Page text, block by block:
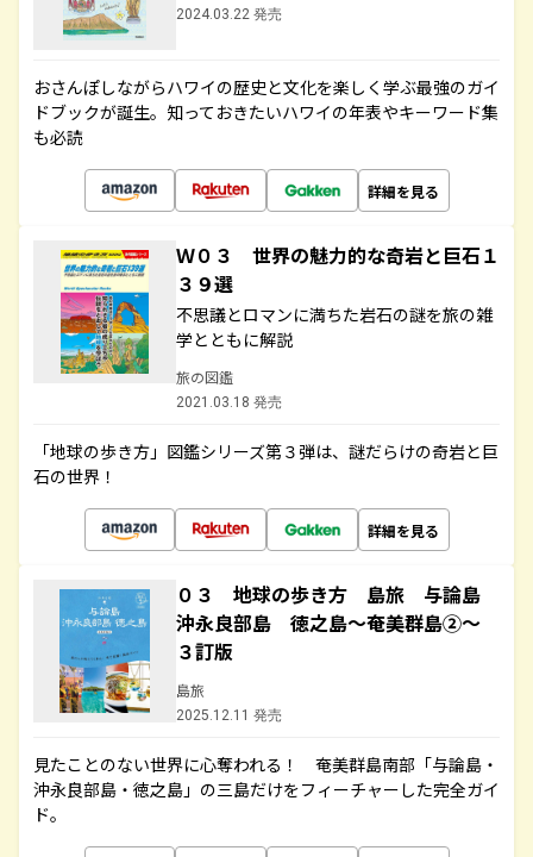
2024.03.22 発売
おさんぽしながらハワイの歴史と文化を楽しく学ぶ最強のガイ
ドブックが誕生。知っておきたいハワイの年表やキーワード集
も必読
詳細を見る
Ｗ０３ 世界の魅力的な奇岩と巨石１
３９選
不思議とロマンに満ちた岩石の謎を旅の雑
学とともに解説
旅の図鑑
2021.03.18 発売
「地球の歩き方」図鑑シリーズ第３弾は、謎だらけの奇岩と巨
石の世界！
詳細を見る
０３ 地球の歩き方 島旅 与論島
沖永良部島 徳之島～奄美群島②～
３訂版
島旅
2025.12.11 発売
見たことのない世界に心奪われる！ 奄美群島南部「与論島・
沖永良部島・徳之島」の三島だけをフィーチャーした完全ガイ
ド。